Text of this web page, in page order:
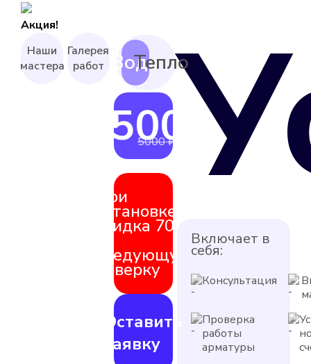
Акция!
Включает в
себя:
Консультация
Проверка
работы
арматуры
4500 ₽
5000 ₽
При
установке
скидка 70%
следующую
поверку
Оставить
заявку
Наши
мастера
Галерея
работ